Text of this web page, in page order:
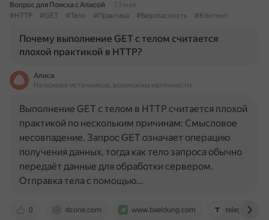
Вопрос для Поиска с Алисой
23 мая
#HTTP
#GET #Тело #Практика #Безопасность #Контент
Почему выполнение GET с телом считается
плохой практикой в HTTP?
Алиса
На основе источников, возможны неточности
0 dzone.com www.baeldung.com telegra.ph
Выполнение GET с телом в HTTP считается плохой
практикой по нескольким причинам: Смысловое
несовпадение. Запрос GET означает операцию
получения данных, тогда как тело запроса обычно
передаёт данные для обработки сервером.
Отправка тела с помощью…